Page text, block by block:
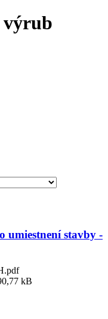
výrub
umiestnení stavby -
kB